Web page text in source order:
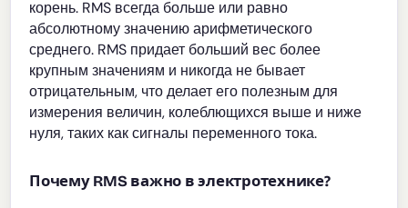
корень. RMS всегда больше или равно
абсолютному значению арифметического
среднего. RMS придает больший вес более
крупным значениям и никогда не бывает
отрицательным, что делает его полезным для
измерения величин, колеблющихся выше и ниже
нуля, таких как сигналы переменного тока.
Почему RMS важно в электротехнике?